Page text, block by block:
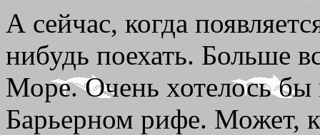
А сейчас, когда
нибудь поехать. Больше
Море. Очень хотелось
Барьерном рифе. Может,